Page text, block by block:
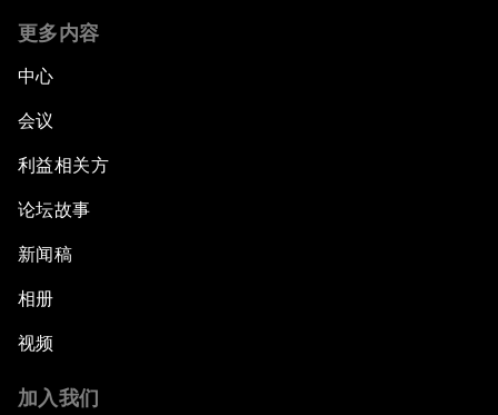
更多内容
中心
会议
利益相关方
论坛故事
新闻稿
相册
视频
加入我们